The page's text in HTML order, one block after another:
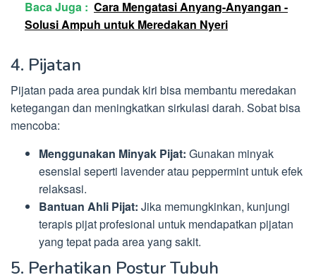
Baca Juga : Cara Mengatasi Anyang-Anyangan -
Solusi Ampuh untuk Meredakan Nyeri
4. Pijatan
Pijatan pada area pundak kiri bisa membantu meredakan
ketegangan dan meningkatkan sirkulasi darah. Sobat bisa
mencoba:
Menggunakan Minyak Pijat: Gunakan minyak
esensial seperti lavender atau peppermint untuk efek
relaksasi.
Bantuan Ahli Pijat: Jika memungkinkan, kunjungi
terapis pijat profesional untuk mendapatkan pijatan
yang tepat pada area yang sakit.
5. Perhatikan Postur Tubuh